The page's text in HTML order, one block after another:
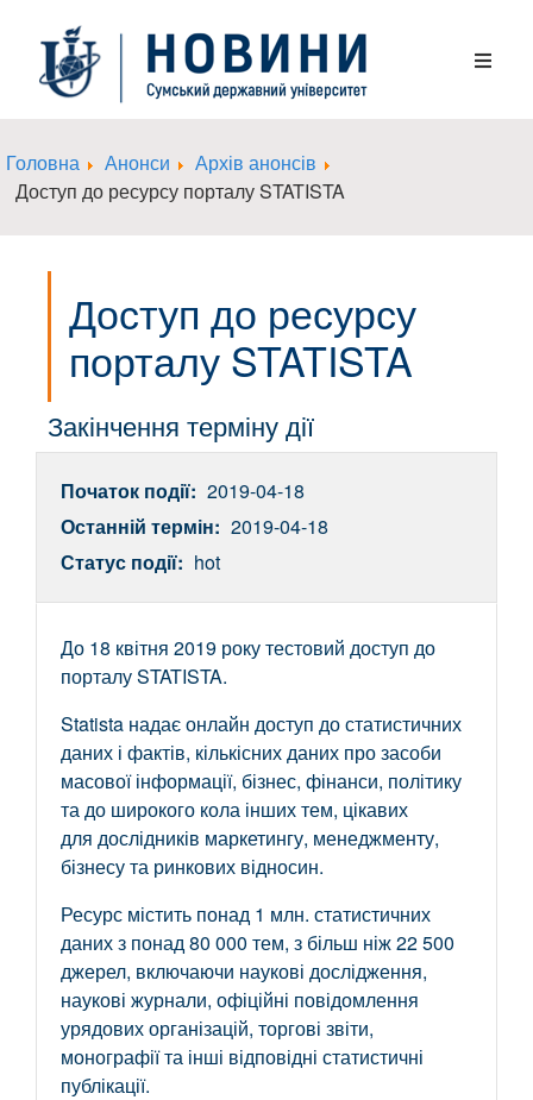
Головна Анонси
Архів анонсів
Доступ до ресурсу порталу STATISTA
Доступ до ресурсу
порталу STATISTA
Закінчення терміну дії
Початок події: 2019-04-18
Останній термін: 2019-04-18
Статус події: hot
До 18 квітня 2019 року тестовий доступ до
порталу STATISTA.
Statista надає онлайн доступ до статистичних
даних і фактів, кількісних даних про засоби
масової інформації, бізнес, фінанси, політику
та до широкого кола інших тем, цікавих
для дослідників маркетингу, менеджменту,
бізнесу та ринкових відносин.
Ресурс містить понад 1 млн. статистичних
даних з понад 80 000 тем, з більш ніж 22 500
джерел, включаючи наукові дослідження,
наукові журнали, офіційні повідомлення
урядових організацій, торгові звіти,
монографії та інші відповідні статистичні
публікації.